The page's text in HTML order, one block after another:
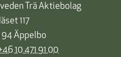
Trä Aktiebolag
117
94 Äppelbo
10 471 91 00